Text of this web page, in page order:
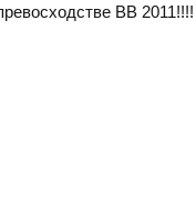
ВВ 2011!!!!